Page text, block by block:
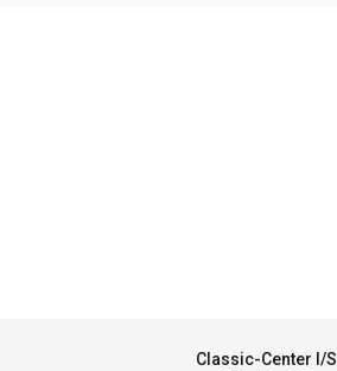
Classic-Center I/S